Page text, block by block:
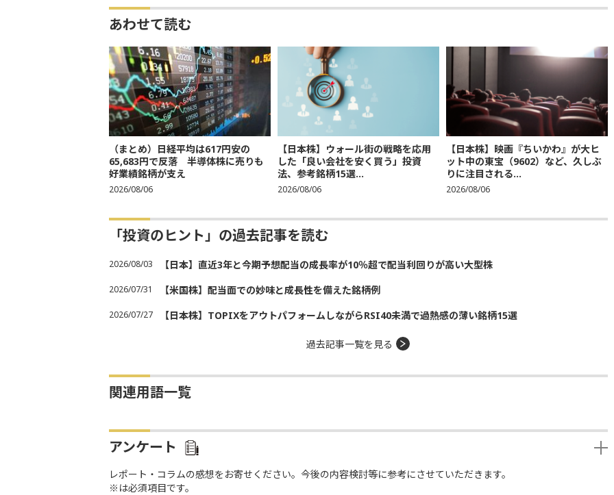
あわせて読む
（まとめ）日経平均は617円安の
65,683円で反落 半導体株に売りも
好業績銘柄が支え
2026/08/06
【日本株】ウォール街の戦略を応用
した「良い会社を安く買う」投資
法、参考銘柄15選...
2026/08/06
【日本株】映画『ちいかわ』が大ヒ
ット中の東宝（9602）など、久しぶ
りに注目される...
2026/08/06
「投資のヒント」の過去記事を読む
2026/08/03 【日本】直近3年と今期予想配当の成長率が10％超で配当利回りが高い大型株
2026/07/31 【米国株】配当面での妙味と成長性を備えた銘柄例
2026/07/27 【日本株】TOPIXをアウトパフォームしながらRSI40未満で過熱感の薄い銘柄15選
過去記事一覧を見る
関連用語一覧
アンケート
レポート・コラムの感想をお寄せください。今後の内容検討等に参考にさせていただきます。
※は必須項目です。